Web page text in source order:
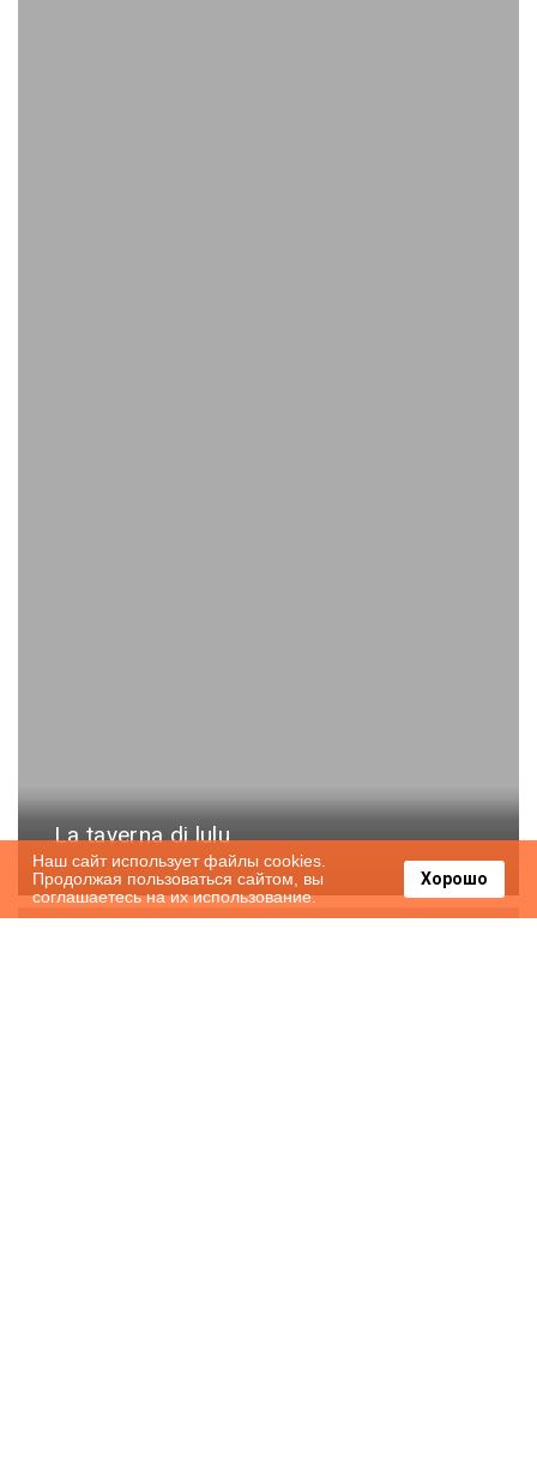
La taverna di lulu
Наш сайт использует файлы cookies.
Продолжая пользоваться сайтом, вы
соглашаетесь на их использование.
Хорошо